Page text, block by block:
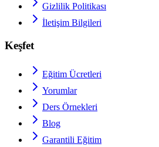
Gizlilik Politikası
İletişim Bilgileri
Keşfet
Eğitim Ücretleri
Yorumlar
Ders Örnekleri
Blog
Garantili Eğitim